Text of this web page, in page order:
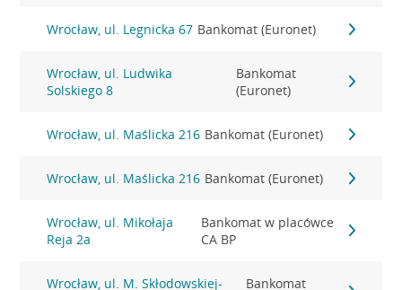
Wrocław, ul. Legnicka 67 Bankomat (Euronet)
Wrocław, ul. Ludwika
Solskiego 8
Bankomat
(Euronet)
Wrocław, ul. Maślicka 216 Bankomat (Euronet)
Wrocław, ul. Maślicka 216 Bankomat (Euronet)
Wrocław, ul. Mikołaja
Reja 2a
Bankomat w placówce
CA BP
Wrocław, ul. M. Skłodowskiej- Bankomat